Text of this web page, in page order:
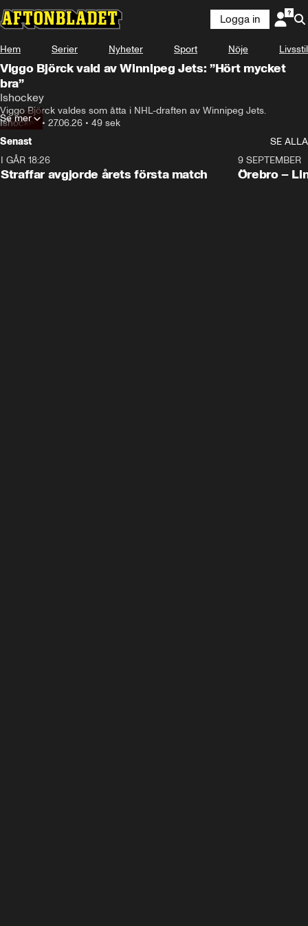
Logga in
Hem Serier Nyheter Sport Nöje Livsstil
Viggo Björck vald av Winnipeg Jets: ”Hört mycket
bra”
Ishockey
Viggo Björck valdes som åtta i NHL-draften av Winnipeg Jets.
Ishockey• 27.06.26 • 49 sek
Se mer
Senast
SE ALLA
I GÅR 18:26
Straffar avgjorde årets första match
Plus
9 SEPTEMBER
Örebro –